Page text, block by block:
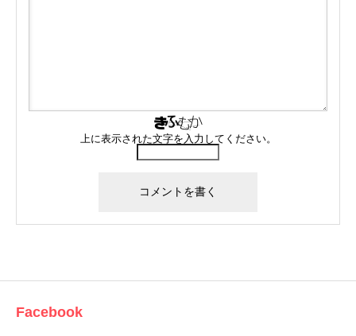
上に表示された文字を入力してください。
Facebook